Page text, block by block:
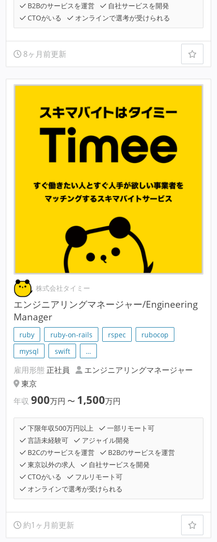
B2Bのサービスを運営
自社サービスを開発
CTOがいる
オンラインで選考が受けられる
8ヶ月前更新
株式会社タイミー
エンジニアリングマネージャー/Engineering
Manager
ruby ruby-on-rails rspec
rubocop
mysql
swift …
雇用形態 正社員
エンジニアリングマネージャー
東京
年収 900万円 〜 1,500万円
下限年収500万円以上
一部リモート可
言語未経験可
アジャイル開発
B2Cのサービスを運営
B2Bのサービスを運営
東京以外の求人
自社サービスを開発
CTOがいる
フルリモート可
オンラインで選考が受けられる
約1ヶ月前更新